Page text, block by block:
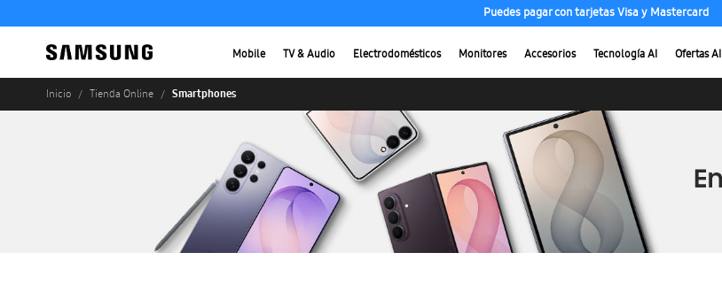
Puedes pagar con tarjetas Visa y Mastercard
Mobile TV & Audio Electrodomésticos Monitores Accesorios Tecnología AI Ofertas AI
Inicio Tienda Online Smartphones